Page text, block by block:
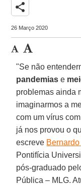
share
26 Março 2020
"Se não
pandemias e
problemas ainda
imaginarmos a
com um vírus
já nos provou o
escreve
Pontifícia
pós-graduado
Pública – MLG.